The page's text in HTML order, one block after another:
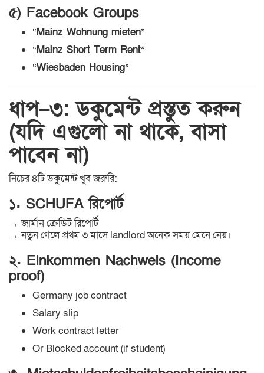
৫) Facebook Groups
“Mainz Wohnung mieten”
“Mainz Short Term Rent”
“Wiesbaden Housing”
ধাপ–৩: ডকুমেন্ট প্রস্তুত করুন
(যদি এগুলো না থাকে, বাসা
পাবেন না)
নিচের ৪টি ডকুমেন্ট খুব জরুরি:
১. SCHUFA রিপোর্ট
→ জার্মান ক্রেডিট রিপোর্ট
→ নতুন গেলে প্রথম ৩ মাসে landlord অনেক সময় মেনে নেয়।
২. Einkommen Nachweis (Income
proof)
Germany job contract
Salary slip
Work contract letter
Or Blocked account (if student)